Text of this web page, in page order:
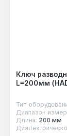
Ключ
L=200мм
Тип
Диапазон
Длина: 200 мм